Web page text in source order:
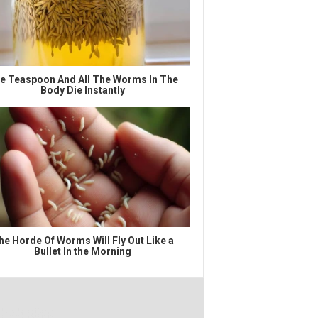
Teaspoon And All The Worms In The
Body Die Instantly
Horde Of Worms Will Fly Out Like a
Bullet In the Morning